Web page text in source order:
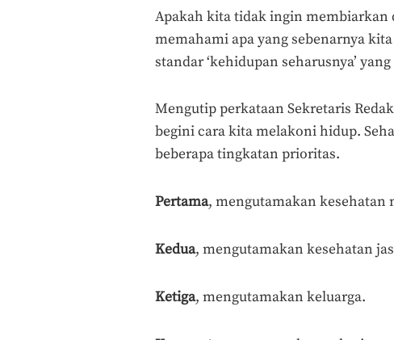
Apakah kita tidak ingin
memahami apa yang sebenarnya
standar ‘kehidupan seharusnya’
Mengutip perkataan Sekretaris
begini cara kita melakoni hidup.
beberapa tingkatan prioritas.
Pertama, mengutamakan kesehatan
Kedua, mengutamakan kesehatan
Ketiga, mengutamakan keluarga.